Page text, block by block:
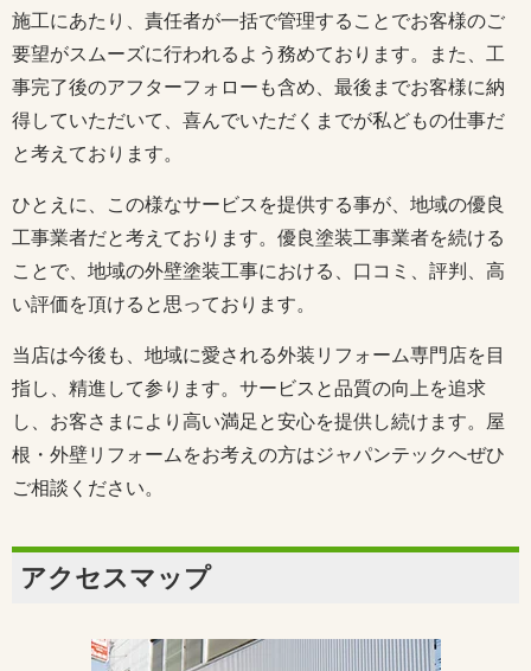
施工にあたり、責任者が一括で管理することでお客様のご
要望がスムーズに行われるよう務めております。また、工
事完了後のアフターフォローも含め、最後までお客様に納
得していただいて、喜んでいただくまでが私どもの仕事だ
と考えております。
ひとえに、この様なサービスを提供する事が、地域の優良
工事業者だと考えております。優良塗装工事業者を続ける
ことで、地域の外壁塗装工事における、口コミ、評判、高
い評価を頂けると思っております。
当店は今後も、地域に愛される外装リフォーム専門店を目
指し、精進して参ります。サービスと品質の向上を追求
し、お客さまにより高い満足と安心を提供し続けます。屋
根・外壁リフォームをお考えの方はジャパンテックへぜひ
ご相談ください。
アクセスマップ